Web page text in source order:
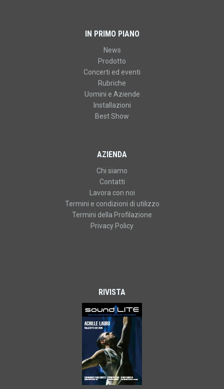
IN PRIMO PIANO
News
Prodotto
Concerti ed eventi
Rubriche
Uomini e Aziende
Installazioni
Best Show
AZIENDA
Chi siamo
Contatti
Lavora con noi
Termini e condizioni di utilizzo
Termini della Profilazione
Privacy Policy
RIVISTA